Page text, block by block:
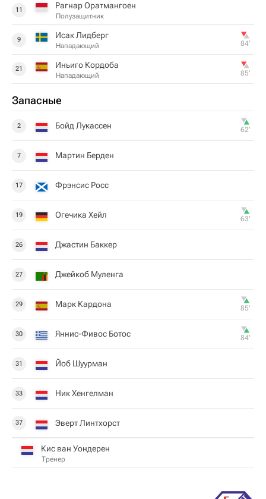
11 Рагнар Оратмангоен
Полузащитник
9 Исак Лидберг
Нападающий 84‎’‎
21 Иньиго Кордоба
Нападающий 85‎’‎
Запасные
2 Бойд Лукассен 62‎’‎
7 Мартин Берден
17 Фрэнсис Росс
19 Огечика Хейл 63‎’‎
26 Джастин Баккер
27 Джейкоб Муленга
29 Марк Кардона 85‎’‎
30 Яннис-Фивос Ботос 84‎’‎
31 Йоб Шуурман
33 Ник Хенгелман
37 Эверт Линтхорст
Кис ван Уондерен
Тренер